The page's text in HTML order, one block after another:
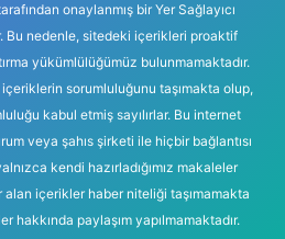
onaylanmış bir Yer Sağlayıcı
Bu nedenle, sitedeki içerikleri proaktif
yükümlülüğümüz bulunmamaktadır.
sorumluluğunu taşımakta olup,
kabul etmiş sayılırlar. Bu internet
veya şahıs şirketi ile hiçbir bağlantısı
kendi hazırladığımız makaleler
alan içerikler haber niteliği taşımamakta
hakkında paylaşım yapılmamaktadır.